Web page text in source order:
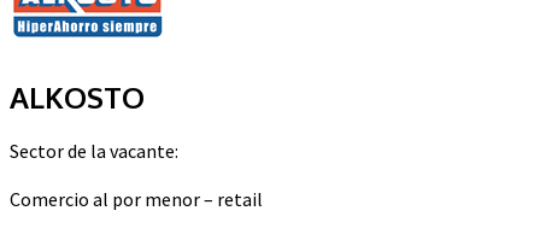
ALKOSTO
Sector de la vacante:
Comercio al por menor – retail